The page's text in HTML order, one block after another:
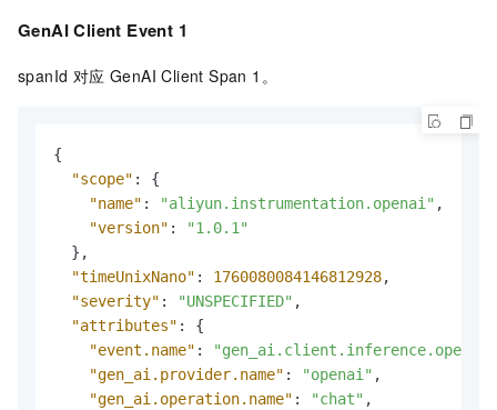
GenAI Client Event 1
spanId 对应 GenAI Client Span 1。
{
"scope" :
{
"name" : "aliyun.instrumentation.openai" ,
"version" :
"1.0.1"
} ,
"timeUnixNano" : 1760080084146812928,
"severity" : "UNSPECIFIED" ,
"attributes" :
{
"event.name" :
"gen_ai.provider.name" : "openai" ,
"gen_ai.operation.name" : "chat" ,